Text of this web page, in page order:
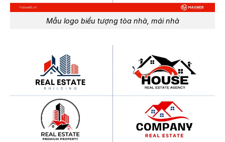
Mẫu logo biểu tượng tòa nhà, mái nhà